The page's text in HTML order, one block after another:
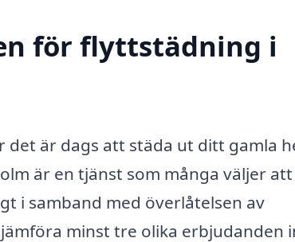
för flyttstädning i
det är dags att städa ut ditt gamla
är en tjänst som många väljer att
i samband med överlåtelsen av
minst tre olika erbjudanden